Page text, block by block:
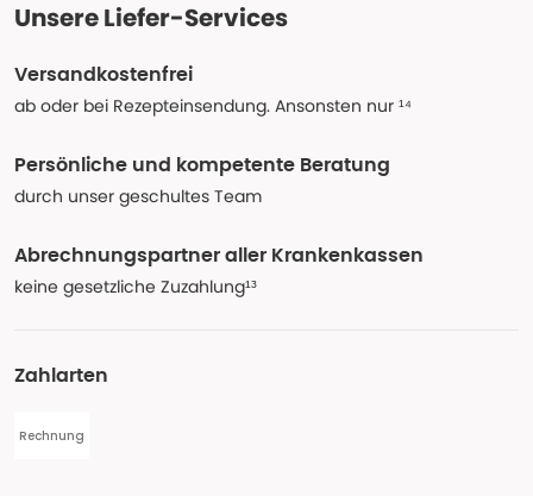
Unsere Liefer-Services
Versandkostenfrei
ab oder bei Rezepteinsendung. Ansonsten nur ¹⁴
Persönliche und kompetente Beratung
durch unser geschultes Team
Abrechnungspartner aller Krankenkassen
keine gesetzliche Zuzahlung¹³
Zahlarten
Rechnung